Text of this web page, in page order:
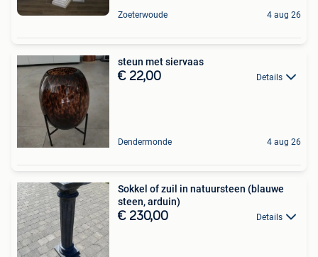
Zoeterwoude 4 aug 26
steun met siervaas
€ 22,00 Details
Dendermonde 4 aug 26
Sokkel of zuil in natuursteen (blauwe
steen, arduin)
€ 230,00 Details